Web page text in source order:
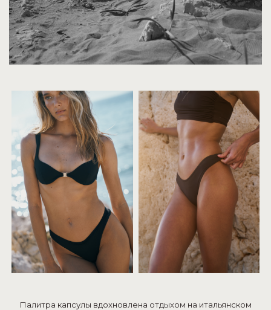
Палитра капсулы вдохновлена отдыхом на итальянском